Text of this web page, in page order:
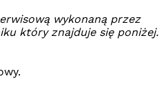
wykonaną przez
który znajduje się poniżej.